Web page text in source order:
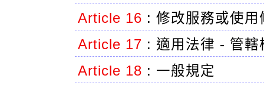
Article 16 : 修改服務或使用
Article 17 : 適用法律 - 管轄
Article 18 : 一般規定